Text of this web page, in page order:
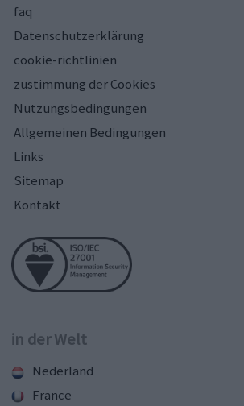
faq
Datenschutzerklärung
cookie-richtlinien
zustimmung der Cookies
Nutzungsbedingungen
Allgemeinen Bedingungen
Links
Sitemap
Kontakt
in der Welt
Nederland
France